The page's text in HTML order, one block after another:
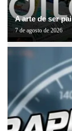
A arte de ser pai
7 de agosto de 2026